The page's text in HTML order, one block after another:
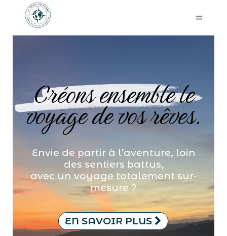
Envie de partir à l’aventure, loin
des sentiers battus,
avec un voyage totalement sur-
mesure ?
Créons ensemble le
voyage de vos rêves.
EN SAVOIR PLUS